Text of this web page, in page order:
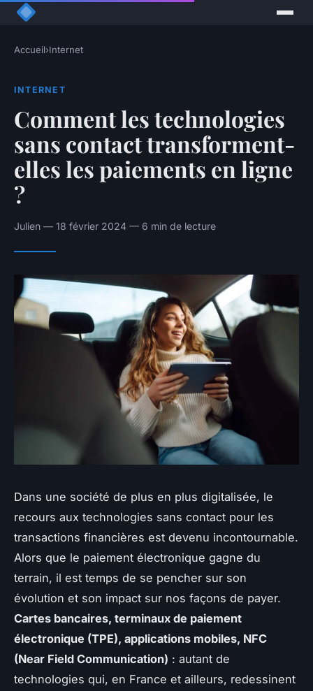
Accueil›Internet
INTERNET
Comment les technologies
sans contact transforment-
elles les paiements en ligne
?
Julien — 18 février 2024 — 6 min de lecture
Dans une société de plus en plus digitalisée, le
recours aux technologies sans contact pour les
transactions financières est devenu incontournable.
Alors que le paiement électronique gagne du
terrain, il est temps de se pencher sur son
évolution et son impact sur nos façons de payer.
Cartes bancaires, terminaux de paiement
électronique (TPE), applications mobiles, NFC
(Near Field Communication) : autant de
technologies qui, en France et ailleurs, redessinent